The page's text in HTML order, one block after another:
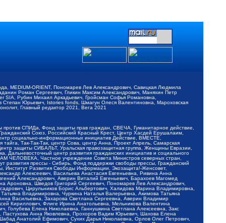
MEDIUM-ORIENT, Пономарев Лев Александрович, Савицкая Людмила
Роман Сергеевич, Гликин Максим Александрович, Маняхин Петр
Рубин Михаил Аркадьевич, Гройсман Софья Романовна,
Юрьевич, Istories fonds, Шмагун Олеся Валентиновна, Мароховская
Главный редактор 2021, Вега 2021
СПИДа, Фонд защиты прав граждан, СВЕЧА, Гуманитарное действие,
Союз, Российский Красный Крест, Центр Хасдей Ерушалаим,
социально-информационных инициатив Действие, ВМЕСТЕ,
Так-Так-Так, центр Сова, центр Анна, Проект Апрель, Самарская
защиты СИБАЛЬТ, Уральская правозащитная группа, Женщины Евразии,
Дальневосточный центр развития гражданских инициатив и социального
ЧЕЛОВЕКА, Частное учреждение Совета Министров северных стран,
прессы - Сибирь, Фонд поддержки свободы прессы, Гражданский
Институт Развития Свободы Информации, Экозащита!-Женсовет,
Алексеевич, Васильева Анастасия Евгеньевна, Ривина Анна
Александрович, Аверин Виталий Евгеньевич, Барахоев Магомед
Шведов Григорий Сергеевич, Пономарев Лев Александрович,
Цирульников Борис Альбертович, Халидова Марина Владимировна,
Владимировна, Чуркина Наталья Валерьевна, Акимова Татьяна
Васильевна, Захарова Светлана Сергеевна, Аверин Владимир
Кириллович, Флиге Ирина Анатольевна, Мельникова Валентина
Елена Николаевна, Ганнушкина Светлана Алексеевна, Закс
Анна Яковлевна, Прохоров Вадим Юрьевич, Шахова Елена
Анатолий Ефимович, Сухих Дарья Николаевна, Орлов Олег Петрович,